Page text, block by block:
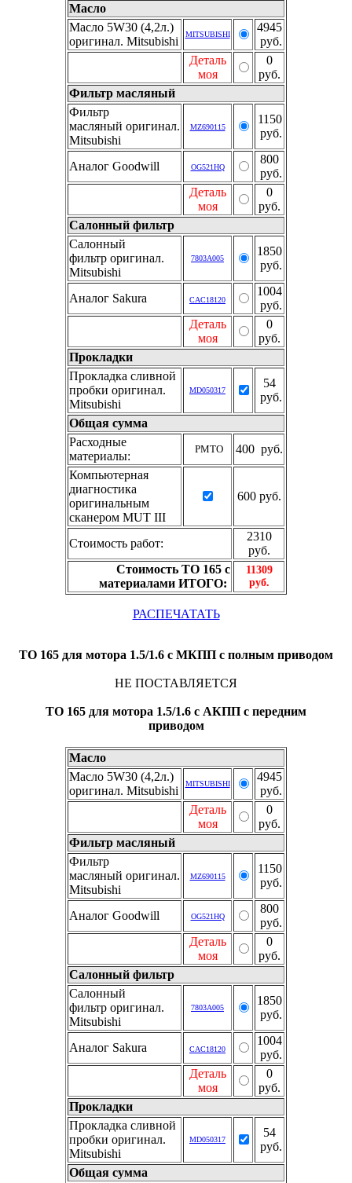
Масло
Масло 5W30 (4,2л.)
оригинал. Mitsubishi
MITSUBISHI
4945
руб.
Деталь
моя
0
руб.
Фильтр масляный
Фильтр
масляный оригинал.
Mitsubishi
MZ690115
1150
руб.
Аналог Goodwill OG521HQ
800
руб.
Деталь
моя
0
руб.
Салонный фильтр
Салонный
фильтр оригинал.
Mitsubishi
7803A005
1850
руб.
Аналог Sakura CAC18120
1004
руб.
Деталь
моя
0
руб.
Прокладки
Прокладка сливной
пробки оригинал.
Mitsubishi
MD050317
54
руб.
Общая сумма
Расходные
материалы:
РМТО
400 руб.
Компьютерная
диагностика
оригинальным
сканером MUT III
600 руб.
Стоимость работ:
2310
руб.
Стоимость ТО 165 с
материалами ИТОГО:
11309
руб.
РАСПЕЧАТАТЬ
ТО 165 для мотора 1.5/1.6 с МКПП c полным приводом
НЕ ПОСТАВЛЯЕТСЯ
ТО 165 для мотора 1.5/1.6 с АКПП с передним
приводом
Масло
Масло 5W30 (4,2л.)
оригинал. Mitsubishi
MITSUBISHI
4945
руб.
Деталь
моя
0
руб.
Фильтр масляный
Фильтр
масляный оригинал.
Mitsubishi
MZ690115
1150
руб.
Аналог Goodwill OG521HQ
800
руб.
Деталь
моя
0
руб.
Салонный фильтр
Салонный
фильтр оригинал.
Mitsubishi
7803A005
1850
руб.
Аналог Sakura CAC18120
1004
руб.
Деталь
моя
0
руб.
Прокладки
Прокладка сливной
пробки оригинал.
Mitsubishi
MD050317
54
руб.
Общая сумма